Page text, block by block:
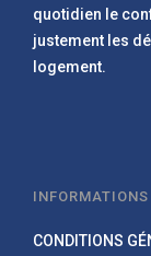
quotidien le
justement les
logement.
CONDITIONS